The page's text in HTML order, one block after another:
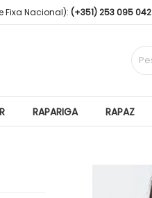
Nacional): (+351) 253 095 042
RAPARIGA RAPAZ